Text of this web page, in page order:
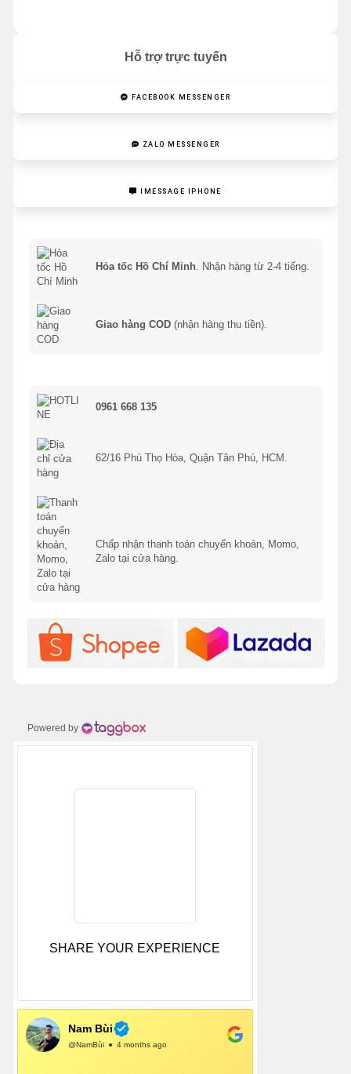
Hỗ trợ trực tuyến
FACEBOOK MESSENGER
ZALO MESSENGER
IMESSAGE IPHONE
Hỏa tốc Hồ Chí Minh. Nhận hàng từ 2-4 tiếng.
Giao hàng COD (nhận hàng thu tiền).
0961 668 135
62/16 Phú Thọ Hòa, Quận Tân Phú, HCM.
Chấp nhận thanh toán chuyển khoản, Momo,
Zalo tại cửa hàng.
Powered by
SHARE YOUR EXPERIENCE
Nam Bùi
@NamBùi 4 months ago